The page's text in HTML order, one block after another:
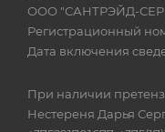
ООО "САНТРЭЙД-
Регистрационный
Дата включения
При наличии
Нестереня Дарья